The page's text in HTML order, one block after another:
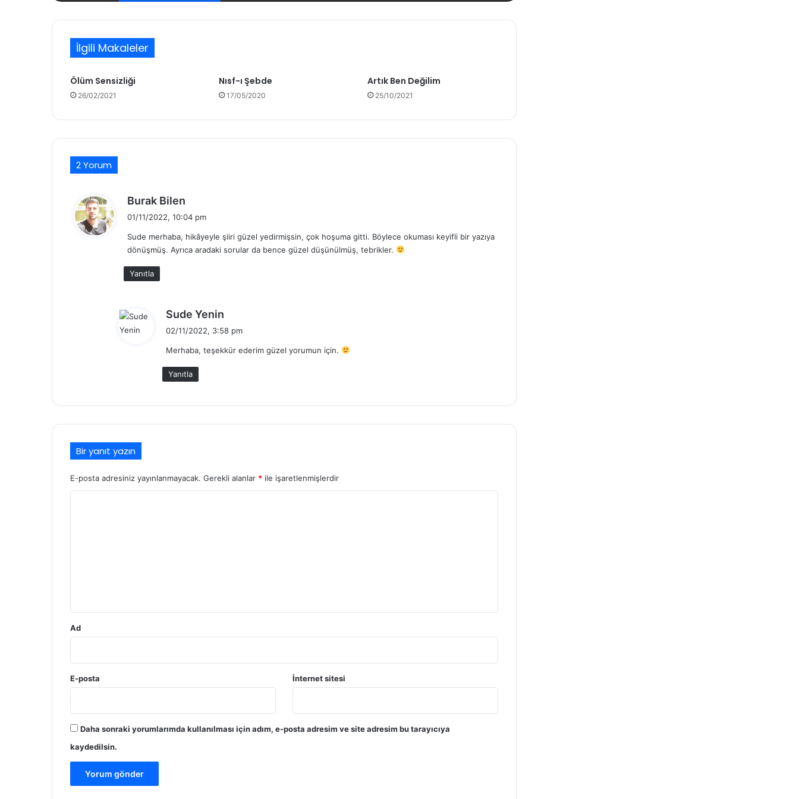
İlgili Makaleler
Ölüm Sensizliği
26/02/2021
Nısf-ı Şebde
17/05/2020
Artık Ben Değilim
25/10/2021
2 Yorum
Burak Bilen
i
k
01/11/2022, 10:04 pm
Sude merhaba, hikâyeyle şiiri güzel yedirmişsin, çok hoşuma gitti. Böylece okuması keyifli bir yazıya
dönüşmüş. Ayrıca aradaki sorular da bence güzel düşünülmüş, tebrikler.
Yanıtla
Sude Yenin
i
02/11/2022, 3:58 pm
Merhaba, teşekkür ederim güzel yorumun için.
Yanıtla
Bir yanıt yazın
E-posta adresiniz yayınlanmayacak. Gerekli alanlar * ile işaretlenmişlerdir
Ad
E-posta İnternet sitesi
Daha sonraki yorumlarımda kullanılması için adım, e-posta adresim ve site adresim bu tarayıcıya
kaydedilsin.